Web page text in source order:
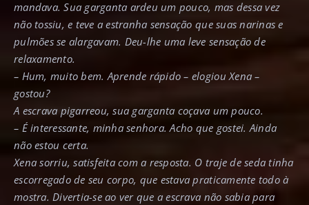
mandava. Sua garganta ardeu um pouco, mas dessa vez
não tossiu, e teve a estranha sensação que suas narinas e
pulmões se alargavam. Deu-lhe uma leve sensação de
relaxamento.
– Hum, muito bem. Aprende rápido – elogiou Xena –
gostou?
A escrava pigarreou, sua garganta coçava um pouco.
– É interessante, minha senhora. Acho que gostei. Ainda
não estou certa.
Xena sorriu, satisfeita com a resposta. O traje de seda tinha
escorregado de seu corpo, que estava praticamente todo à
mostra. Divertia-se ao ver que a escrava não sabia para